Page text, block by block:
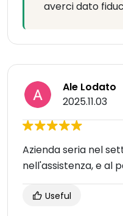
averci dato
Ale Lodato
2025.11.03
Azienda seria nel
nell'assistenza, e al
Useful